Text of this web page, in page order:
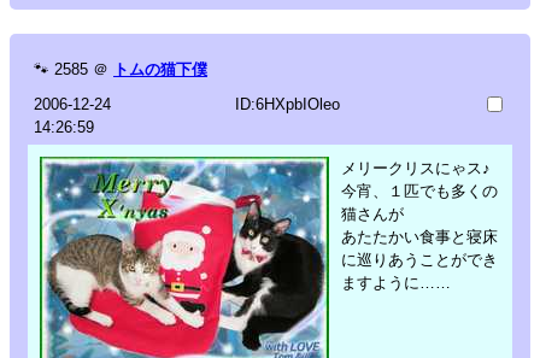
🐾 2585 ＠ トムの猫下僕
2006-12-24
14:26:59
ID:6HXpbIOleo
メリークリスにゃス♪
今宵、１匹でも多くの
猫さんが
あたたかい食事と寝床
に巡りあうことができ
ますように……